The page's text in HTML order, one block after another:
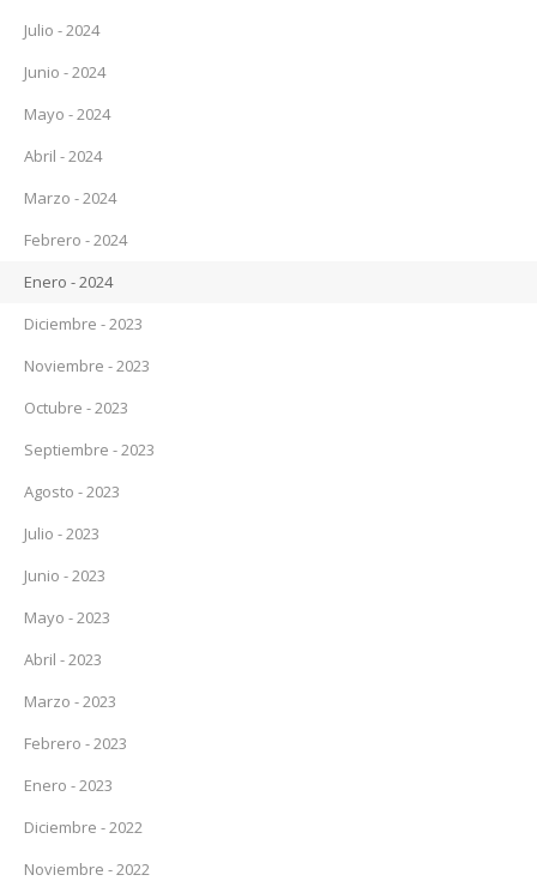
Julio - 2024
Junio - 2024
Mayo - 2024
Abril - 2024
Marzo - 2024
Febrero - 2024
Enero - 2024
Diciembre - 2023
Noviembre - 2023
Octubre - 2023
Septiembre - 2023
Agosto - 2023
Julio - 2023
Junio - 2023
Mayo - 2023
Abril - 2023
Marzo - 2023
Febrero - 2023
Enero - 2023
Diciembre - 2022
Noviembre - 2022